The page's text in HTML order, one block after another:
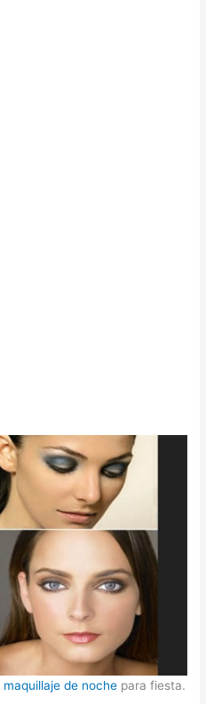
maquillaje de noche para fiesta.